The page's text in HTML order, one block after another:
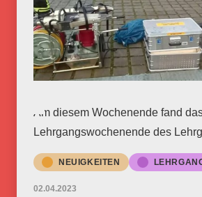
Am diesem Wochenende fand
Lehrgangswochenende des
NEUIGKEITEN
02.04.2023